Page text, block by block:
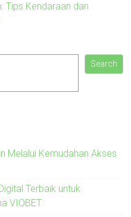
Tips Kendaraan dan
Search
Melalui Kemudahan Akses
Terbaik untuk
VIOBET